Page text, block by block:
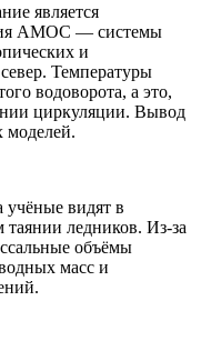
является
AMOC — системы
и
Температуры
водоворота, а это,
циркуляции. Вывод
моделей.
видят в
таянии ледников. Из-за
объёмы
масс и